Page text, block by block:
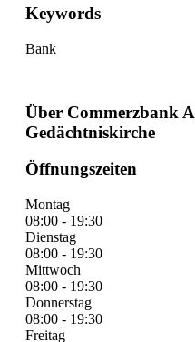
Keywords
Bank
Über Commerzbank
Gedächtniskirche
Öffnungszeiten
Montag
08:00 - 19:30
Dienstag
08:00 - 19:30
Mittwoch
08:00 - 19:30
Donnerstag
08:00 - 19:30
Freitag